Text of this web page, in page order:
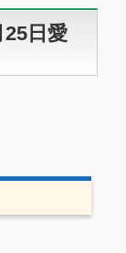
25日愛